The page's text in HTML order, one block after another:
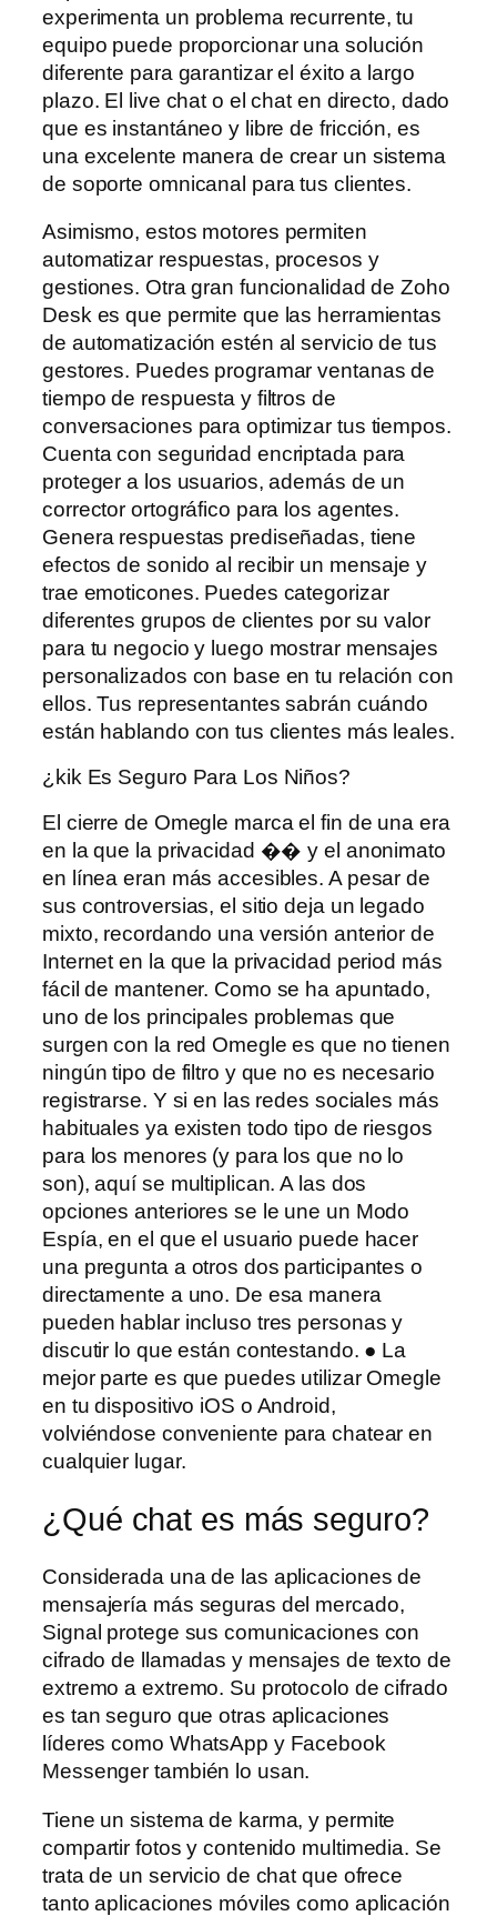
experimenta un problema recurrente, tu
equipo puede proporcionar una solución
diferente para garantizar el éxito a largo
plazo. El live chat o el chat en directo, dado
que es instantáneo y libre de fricción, es
una excelente manera de crear un sistema
de soporte omnicanal para tus clientes.
Asimismo, estos motores permiten
automatizar respuestas, procesos y
gestiones. Otra gran funcionalidad de Zoho
Desk es que permite que las herramientas
de automatización estén al servicio de tus
gestores. Puedes programar ventanas de
tiempo de respuesta y filtros de
conversaciones para optimizar tus tiempos.
Cuenta con seguridad encriptada para
proteger a los usuarios, además de un
corrector ortográfico para los agentes.
Genera respuestas prediseñadas, tiene
efectos de sonido al recibir un mensaje y
trae emoticones. Puedes categorizar
diferentes grupos de clientes por su valor
para tu negocio y luego mostrar mensajes
personalizados con base ​​en tu relación con
ellos. Tus representantes sabrán cuándo
están hablando con tus clientes más leales.
¿kik Es Seguro Para Los Niños?
El cierre de Omegle marca el fin de una era
en la que la privacidad �� y el anonimato
en línea eran más accesibles. A pesar de
sus controversias, el sitio deja un legado
mixto, recordando una versión anterior de
Internet en la que la privacidad period más
fácil de mantener. Como se ha apuntado,
uno de los principales problemas que
surgen con la red Omegle es que no tienen
ningún tipo de filtro y que no es necesario
registrarse. Y si en las redes sociales más
habituales ya existen todo tipo de riesgos
para los menores (y para los que no lo
son), aquí se multiplican. A las dos
opciones anteriores se le une un Modo
Espía, en el que el usuario puede hacer
una pregunta a otros dos participantes o
directamente a uno. De esa manera
pueden hablar incluso tres personas y
discutir lo que están contestando. ● La
mejor parte es que puedes utilizar Omegle
en tu dispositivo iOS o Android,
volviéndose conveniente para chatear en
cualquier lugar.
¿Qué chat es más seguro?
Considerada una de las aplicaciones de
mensajería más seguras del mercado,
Signal protege sus comunicaciones con
cifrado de llamadas y mensajes de texto de
extremo a extremo. Su protocolo de cifrado
es tan seguro que otras aplicaciones
líderes como WhatsApp y Facebook
Messenger también lo usan.
Tiene un sistema de karma, y permite
compartir fotos y contenido multimedia. Se
trata de un servicio de chat que ofrece
tanto aplicaciones móviles como aplicación